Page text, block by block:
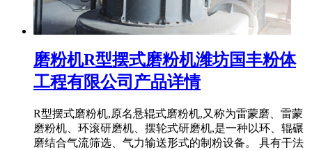
磨粉机R型摆式磨粉机潍坊国丰粉体
工程有限公司产品详情
R型摆式磨粉机,原名悬辊式磨粉机,又称为雷蒙磨、雷蒙
磨粉机、环滚研磨机、摆轮式研磨机,是一种以环、辊碾
磨结合气流筛选、气力输送形式的制粉设备。 具有干法